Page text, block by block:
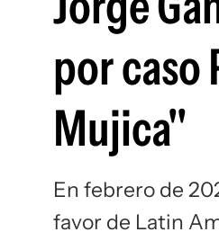
por caso
Mujica"
En febrero de
favor de Latin